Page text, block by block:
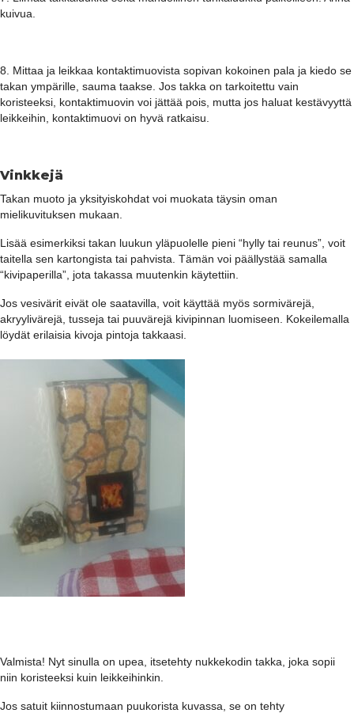
kuivua.
8. Mittaa ja leikkaa kontaktimuovista sopivan kokoinen pala ja kiedo se
takan ympärille, sauma taakse. Jos takka on tarkoitettu vain
koristeeksi, kontaktimuovin voi jättää pois, mutta jos haluat kestävyyttä
leikkeihin, kontaktimuovi on hyvä ratkaisu.
Vinkkejä
Takan muoto ja yksityiskohdat voi muokata täysin oman
mielikuvituksen mukaan.
Lisää esimerkiksi takan luukun yläpuolelle pieni “hylly tai reunus”, voit
taitella sen kartongista tai pahvista. Tämän voi päällystää samalla
“kivipaperilla”, jota takassa muutenkin käytettiin.
Jos vesivärit eivät ole saatavilla, voit käyttää myös sormivärejä,
akryylivärejä, tusseja tai puuvärejä kivipinnan luomiseen. Kokeilemalla
löydät erilaisia kivoja pintoja takkaasi.
Valmista! Nyt sinulla on upea, itsetehty nukkekodin takka, joka sopii
niin koristeeksi kuin leikkeihinkin.
Jos satuit kiinnostumaan puukorista kuvassa, se on tehty